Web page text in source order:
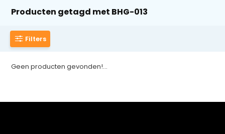
Producten getagd met BHG-013
Filters
Geen producten gevonden!...